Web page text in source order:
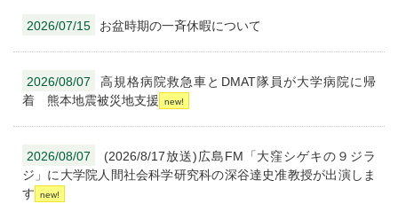
2026/07/15 お盆時期の一斉休暇について
2026/08/07
高規格病院救急車とDMAT隊員が大学病院に帰
着 熊本地震被災地支援
2026/08/07
(2026/8/17放送)広島FM「大窪シゲキの９ジラ
ジ」に大学院人間社会科学研究科の深谷達史准教授が出演しま
す